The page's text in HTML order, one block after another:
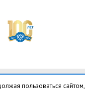
пользоваться